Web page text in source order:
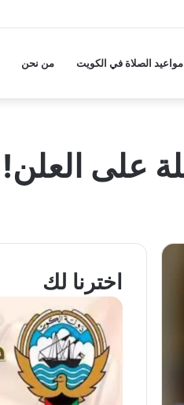
مواعيد الصلاة في الكويت من نحن
اخترنا لك